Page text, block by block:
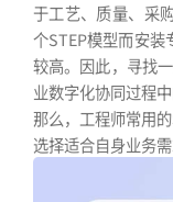
于工艺、质量、采
个STEP模型而安装
较高。因此，寻找
业数字化协同过程中
那么，工程师常用的
选择适合自身业务